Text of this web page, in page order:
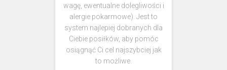
wagę, ewentualne dolegliwości i
alergie pokarmowe). Jest to
system najlepiej dobranych dla
Ciebie posiłków, aby pomóc
osiągnąć Ci cel najszybciej jak
to możliwe.